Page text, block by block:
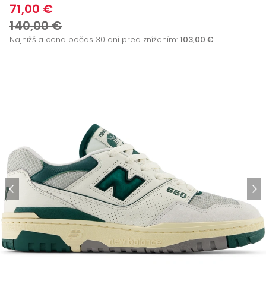
71,00 €
140,00 €
Najnižšia cena počas 30 dní pred znížením: 103,00 €